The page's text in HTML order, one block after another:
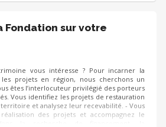
Fondation sur votre
vous intéresse ? Pour incarner la
projets en région, nous cherchons un
êtes l’interlocuteur privilégié des porteurs
Vous identifiez les projets de restauration
et analysez leur recevabilité. - Vous
des projets et accompagnez le